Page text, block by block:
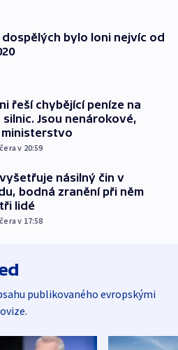
bylo loni nejvíc od
řeší chybějící peníze na
Jsou nenárokové,
ministerstvo
v 20:59
násilný čin v
bodná zranění při něm
lidé
v 17:58
publikovaného evropskými